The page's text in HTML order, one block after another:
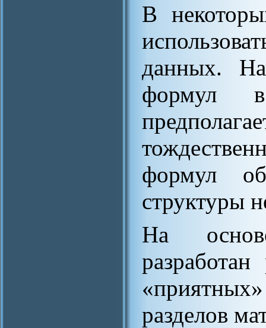
В
данных.
формул в
формул
структуры
На
«приятных»
разделов